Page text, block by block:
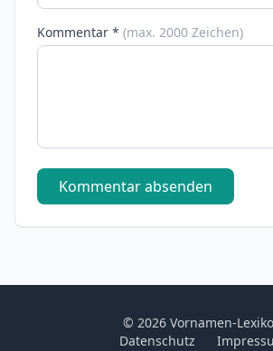
Kommentar * (max. 2000 Zeichen)
Kommentar absenden
© 2026 Vornamen-
Datenschutz